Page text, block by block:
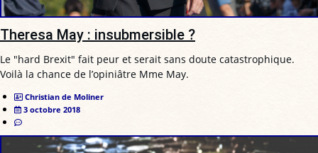
Theresa May : insubmersible ?
Le "hard Brexit" fait peur et serait sans doute catastrophique.
Voilà la chance de l’opiniâtre Mme May.
Christian de Moliner
3 octobre 2018